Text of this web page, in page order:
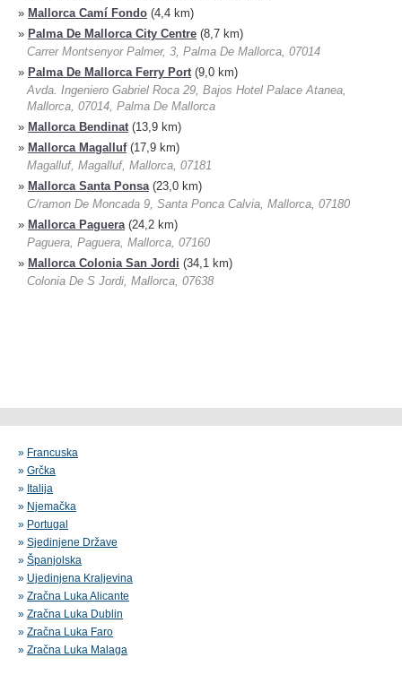
» Mallorca Camí Fondo (4,4 km)
» Palma De Mallorca City Centre (8,7 km)
Carrer Montsenyor Palmer, 3, Palma De Mallorca, 07014
» Palma De Mallorca Ferry Port(9,0 km)
Avda. Ingeniero Gabriel Roca 29, Bajos Hotel Palace Atanea,
Mallorca, 07014, Palma De Mallorca
» Mallorca Bendinat(13,9 km)
» Mallorca Magalluf(17,9 km)
Magalluf, Magalluf, Mallorca, 07181
» Mallorca Santa Ponsa(23,0 km)
C/ramon De Moncada 9, Santa Ponca Calvia, Mallorca, 07180
» Mallorca Paguera(24,2 km)
Paguera, Paguera, Mallorca, 07160
» Mallorca Colonia San Jordi (34,1 km)
Colonia De S Jordi, Mallorca, 07638
» Francuska
» Grčka
» Italija
» Njemačka
» Portugal
» Sjedinjene Države
» Španjolska
» Ujedinjena Kraljevina
» Zračna Luka Alicante
» Zračna Luka Dublin
» Zračna Luka Faro
» Zračna Luka Malaga